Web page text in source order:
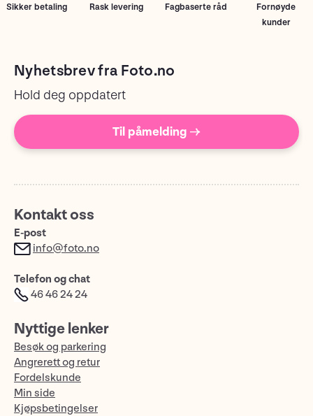
Sikker betaling Rask levering Fagbaserte råd
Fornøyde
kunder
Nyhetsbrev fra Foto.no
Hold deg oppdatert
Til påmelding →
Kontakt oss
E-post
info@foto.no
Telefon og chat
46 46 24 24
Nyttige lenker
Besøk og parkering
Angrerett og retur
Fordelskunde
Min side
Kjøpsbetingelser